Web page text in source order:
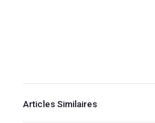
Articles Similaires